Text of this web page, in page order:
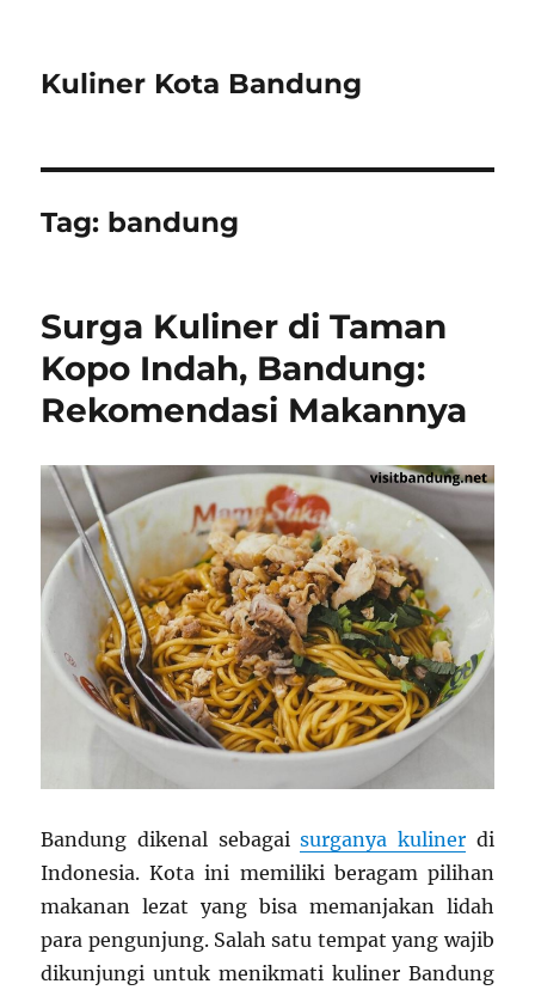
Kuliner Kota Bandung
Tag: bandung
Surga Kuliner di Taman
Kopo Indah, Bandung:
Rekomendasi Makannya
Bandung dikenal sebagaisurganya kulinerdi
Indonesia. Kota ini memiliki beragam pilihan
makanan lezat yang bisa memanjakan lidah
para pengunjung. Salah satu tempat yang wajib
dikunjungi untuk menikmati kuliner Bandung